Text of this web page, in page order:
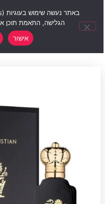
הגלישה, התאמת תוכן
אישור